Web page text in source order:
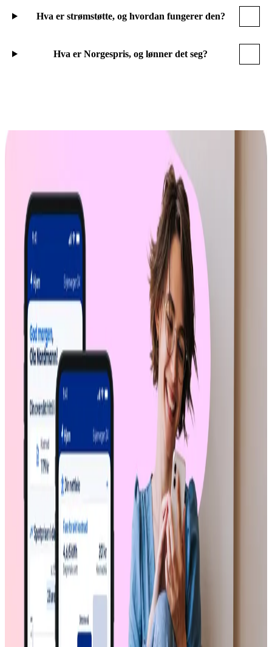
Hva er strømstøtte, og hvordan fungerer den?
Hva er Norgespris, og lønner det seg?